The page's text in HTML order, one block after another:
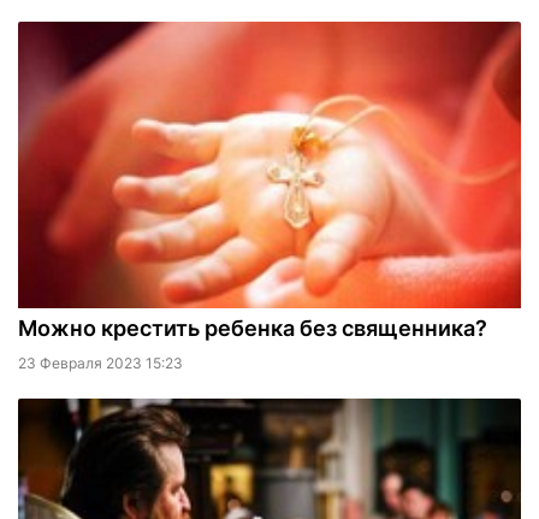
Можно крестить ребенка без священника?
23 Февраля 2023 15:23